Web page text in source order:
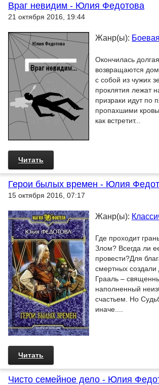
Враг невидим - Юлия Федотова
21 октября 2016, 19:44
Жанр(ы):
Окончилась
возвращаются
с собой из чужих
проклятия лежат
призраки идут по
пропахшими
как встретит...
Читать
Герои былых времен - Юлия
15 октября 2016, 07:17
Жанр(ы):
Где проходит
Злом? Всегда ли
провести?Для
смертных создали
Грааль –
наполненный
счастьем. Но
иначе....
Читать
Чисто семейное дело - Юлия